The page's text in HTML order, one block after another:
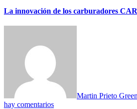
La innovación de los carburadores
Martin Prieto
hay comentarios